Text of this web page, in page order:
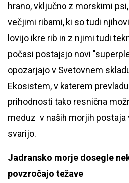
hrano, vključno z morskimi
večjimi ribami, ki so tudi
lovijo ikre rib in z njimi tudi
počasi postajajo novi
opozarjajo v Svetovnem
Ekosistem, v katerem
prihodnosti tako resnična
meduz v naših morjih postaja
svarijo.
Jadransko morje dosegle
povzročajo težave